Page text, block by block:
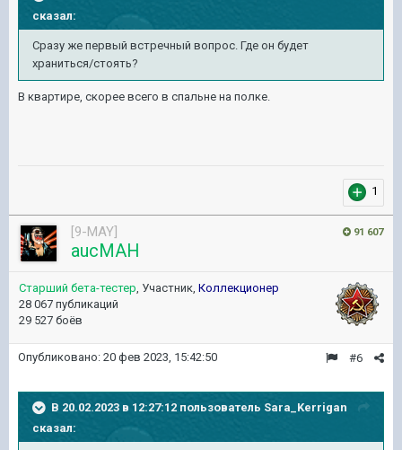
сказал:
Сразу же первый встречный вопрос. Где он будет
храниться/стоять?
В квартире, скорее всего в спальне на полке.
1
91 607
[9-MAY]
aucMAH
Старший бета-тестер, Участник, Коллекционер
28 067 публикаций
29 527 боёв
#6
Опубликовано: 20 фев 2023, 15:42:50
В 20.02.2023 в 12:27:12 пользователь Sara_Kerrigan
сказал: